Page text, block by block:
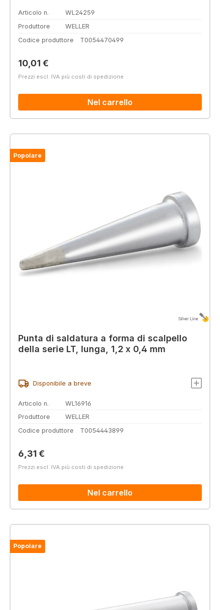
Articolo n.
WL24259
Produttore
WELLER
Codice produttore
T0054470499
Prezzo normale:
10,01 €
Prezzi escl. IVA più costi di spedizione
Nel carrello
Popolare
Punta di saldatura a forma di scalpello
della serie LT, lunga, 1,2 x 0,4 mm
Disponibile a breve
Articolo n.
WL16916
Produttore
WELLER
Codice produttore
T0054443899
Prezzo normale:
6,31 €
Prezzi escl. IVA più costi di spedizione
Nel carrello
Popolare